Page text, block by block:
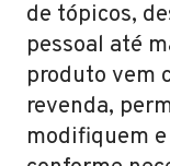
de tópicos,
pessoal até
produto vem
revenda,
modifiquem